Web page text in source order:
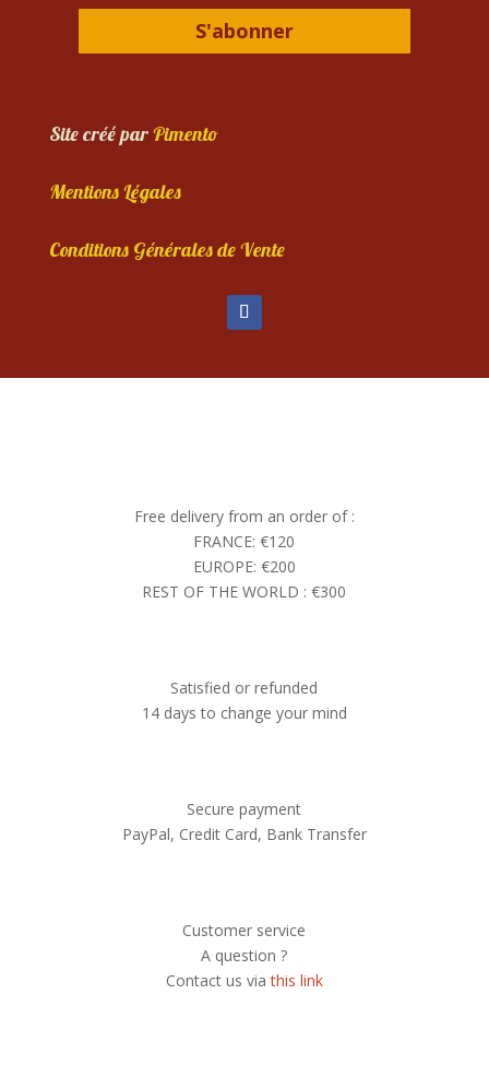
S'abonner
Site créé parPimento
Mentions Légales
Conditions Générales de Vente
Free delivery from an order of :
FRANCE: €120
EUROPE: €200
REST OF THE WORLD : €300
Satisfied or refunded
14 days to change your mind
Secure payment
PayPal, Credit Card, Bank Transfer
Customer service
A question ?
Contact us viathis link